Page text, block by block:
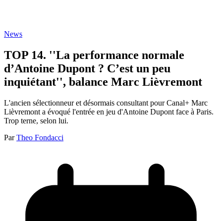
News
TOP 14. ''La performance normale
d’Antoine Dupont ? C’est un peu
inquiétant'', balance Marc Lièvremont
L'ancien sélectionneur et désormais consultant pour Canal+ Marc
Lièvremont a évoqué l'entrée en jeu d'Antoine Dupont face à Paris.
Trop terne, selon lui.
Par Theo Fondacci